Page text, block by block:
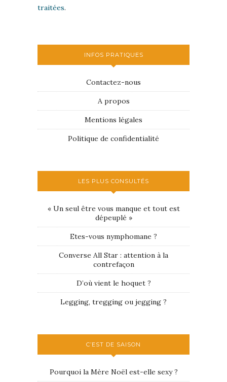
traitées.
INFOS PRATIQUES
Contactez-nous
A propos
Mentions légales
Politique de confidentialité
LES PLUS CONSULTÉS
« Un seul être vous manque et tout est
dépeuplé »
Etes-vous nymphomane ?
Converse All Star : attention à la
contrefaçon
D’où vient le hoquet ?
Legging, tregging ou jegging ?
C’EST DE SAISON
Pourquoi la Mère Noël est-elle sexy ?